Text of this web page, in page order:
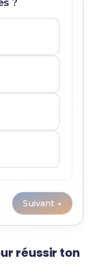
?
Suivant →
réussir ton